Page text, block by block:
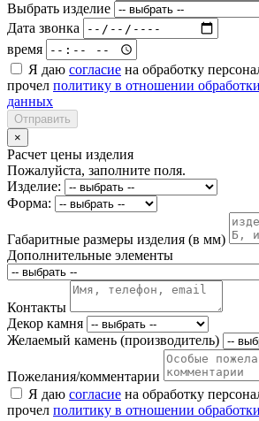
Выбрать изделие
Дата звонка
время
Я даю согласие на обработку
прочел политику в отношении
данных
Отправить
×
Расчет цены изделия
Пожалуйста, заполните поля.
Изделие:
Форма:
Габаритные размеры изделия (в мм)
Дополнительные элементы
Контакты
Декор камня
Желаемый камень (производитель)
Пожелания/комментарии
Я даю согласие на обработку
прочел политику в отношении